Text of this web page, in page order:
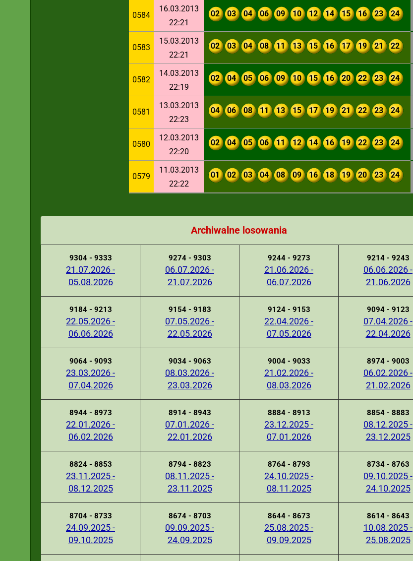
0584
16.03.2013
22:21
02 03 04 06 09 10 12 14 15 16 23 24
0583
15.03.2013
22:21
02 03 04 08 11 13 15 16 17 19 21 22
0582
14.03.2013
22:19
02 04 05 06 09 10 15 16 20 22 23 24
0581
13.03.2013
22:23
04 06 08 11 13 15 17 19 21 22 23 24
0580
12.03.2013
22:20
02 04 05 06 11 12 14 16 19 22 23 24
0579
11.03.2013
22:22
01 02 03 04 08 09 16 18 19 20 23 24
Archiwalne losowania
9304 - 9333
21.07.2026 -
05.08.2026
9274 - 9303
06.07.2026 -
21.07.2026
9244 - 9273
21.06.2026 -
06.07.2026
9214 - 9243
06.06.2026 -
21.06.2026
9184 - 9213
22.05.2026 -
06.06.2026
9154 - 9183
07.05.2026 -
22.05.2026
9124 - 9153
22.04.2026 -
07.05.2026
9094 - 9123
07.04.2026 -
22.04.2026
9064 - 9093
23.03.2026 -
07.04.2026
9034 - 9063
08.03.2026 -
23.03.2026
9004 - 9033
21.02.2026 -
08.03.2026
8974 - 9003
06.02.2026 -
21.02.2026
8944 - 8973
22.01.2026 -
06.02.2026
8914 - 8943
07.01.2026 -
22.01.2026
8884 - 8913
23.12.2025 -
07.01.2026
8854 - 8883
08.12.2025 -
23.12.2025
8824 - 8853
23.11.2025 -
08.12.2025
8794 - 8823
08.11.2025 -
23.11.2025
8764 - 8793
24.10.2025 -
08.11.2025
8734 - 8763
09.10.2025 -
24.10.2025
8704 - 8733
24.09.2025 -
09.10.2025
8674 - 8703
09.09.2025 -
24.09.2025
8644 - 8673
25.08.2025 -
09.09.2025
8614 - 8643
10.08.2025 -
25.08.2025